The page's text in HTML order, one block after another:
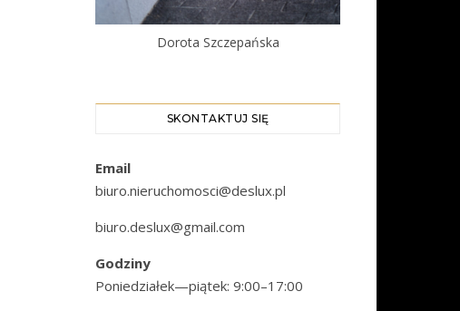
Dorota Szczepańska
SKONTAKTUJ SIĘ
Email
biuro.nieruchomosci@deslux.pl
biuro.deslux@gmail.com
Godziny
Poniedziałek—piątek: 9:00–17:00